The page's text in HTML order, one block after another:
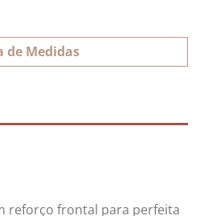
de Medidas
reforço frontal para perfeita